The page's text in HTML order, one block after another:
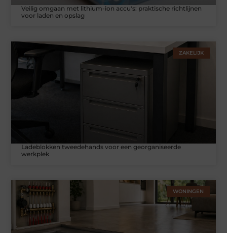
Veilig omgaan met lithium-ion accu's: praktische richtlijnen
voor laden en opslag
ZAKELIJK
Ladeblokken tweedehands voor een georganiseerde
werkplek
WONINGEN